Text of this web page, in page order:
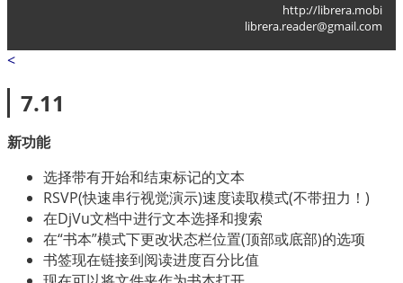
http://librera.mobi
librera.reader@gmail.com
<
7.11
新功能
选择带有开始和结束标记的文本
RSVP(快速串行视觉演示)速度读取模式(不带扭力！)
在DjVu文档中进行文本选择和搜索
在“书本”模式下更改状态栏位置(顶部或底部)的选项
书签现在链接到阅读进度百分比值